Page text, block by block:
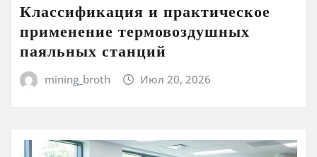
Классификация и практическое
применение термовоздушных
паяльных станций
mining_broth Июл 20, 2026